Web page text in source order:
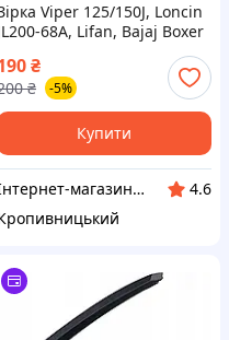
Viper 125/150J, Loncin
68A, Lifan, Bajaj Boxer
BMX 150, передня CG/CB-
14T (SFR) ВС8
₴
₴ -5%
Купити
Інтернет-магазин "Запчастинки"
4.6